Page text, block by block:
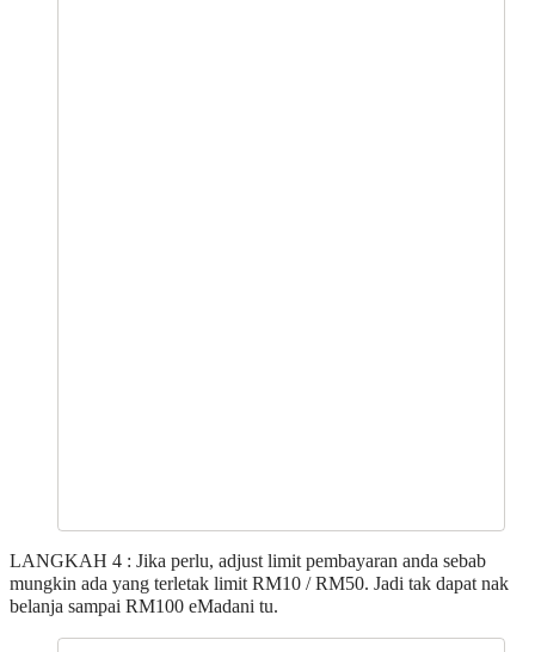
LANGKAH 4 : Jika perlu, adjust limit pembayaran anda sebab
mungkin ada yang terletak limit RM10 / RM50. Jadi tak dapat nak
belanja sampai RM100 eMadani tu.